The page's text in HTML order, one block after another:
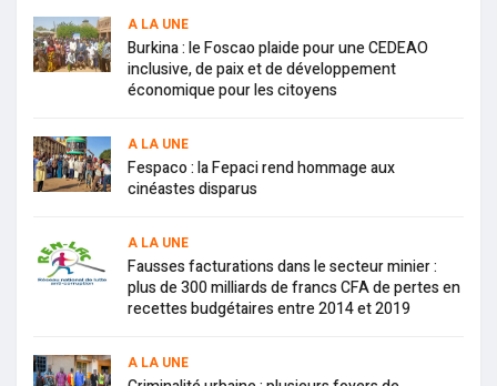
A LA UNE
Burkina : le Foscao plaide pour une CEDEAO
inclusive, de paix et de développement
économique pour les citoyens
A LA UNE
Fespaco : la Fepaci rend hommage aux
cinéastes disparus
A LA UNE
Fausses facturations dans le secteur minier :
plus de 300 milliards de francs CFA de pertes en
recettes budgétaires entre 2014 et 2019
A LA UNE